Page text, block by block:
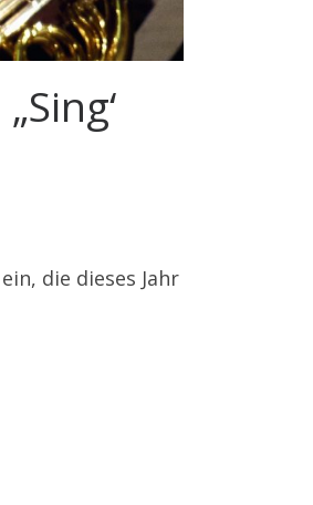
die dieses Jahr